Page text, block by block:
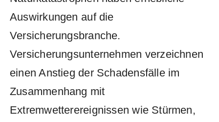
Auswirkungen ⁤auf die
‌Versicherungsbranche.
Versicherungsunternehmen ⁤verzeichnen‍
einen Anstieg der Schadensfälle im⁣
Zusammenhang mit
Extremwetterereignissen wie Stürmen,